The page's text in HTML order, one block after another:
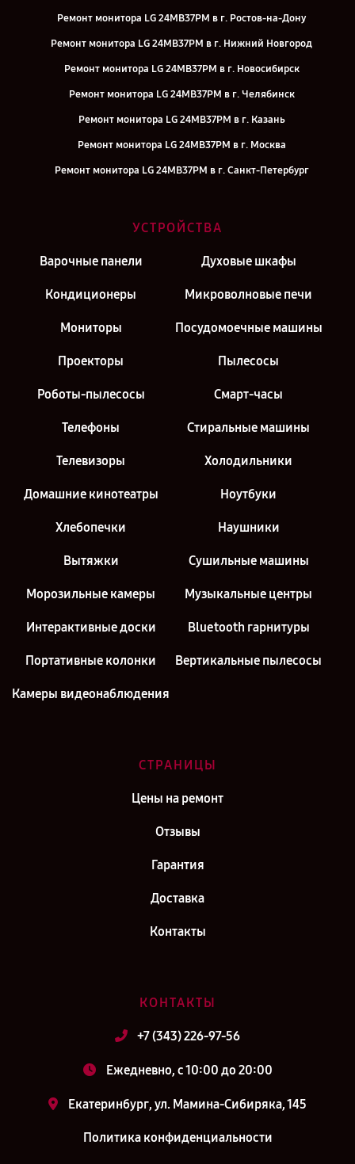
Ремонт монитора LG 24MB37PM в г. Ростов-на-Дону
Ремонт монитора LG 24MB37PM в г. Нижний Новгород
Ремонт монитора LG 24MB37PM в г. Новосибирск
Ремонт монитора LG 24MB37PM в г. Челябинск
Ремонт монитора LG 24MB37PM в г. Казань
Ремонт монитора LG 24MB37PM в г. Москва
Ремонт монитора LG 24MB37PM в г. Санкт-Петербург
УСТРОЙСТВА
Варочные панели Духовые шкафы
Кондиционеры Микроволновые печи
Мониторы Посудомоечные машины
Проекторы Пылесосы
Роботы-пылесосы Смарт-часы
Телефоны Стиральные машины
Телевизоры Холодильники
Домашние кинотеатры Ноутбуки
Хлебопечки Наушники
Вытяжки Сушильные машины
Морозильные камеры Музыкальные центры
Интерактивные доски Bluetooth гарнитуры
Портативные колонки Вертикальные пылесосы
Камеры видеонаблюдения
СТРАНИЦЫ
Цены на ремонт
Отзывы
Гарантия
Доставка
Контакты
КОНТАКТЫ
+7 (343) 226-97-56
Ежедневно, с 10:00 до 20:00
Екатеринбург, ул. Мамина-Сибиряка, 145
Политика конфиденциальности